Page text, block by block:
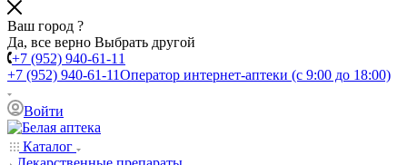
Ваш город ?
Да, все верно Выбрать другой
+7 (952) 940-61-11
+7 (952) 940-61-11Оператор интернет-аптеки (с 9:00 до 18:00)
Войти
Каталог